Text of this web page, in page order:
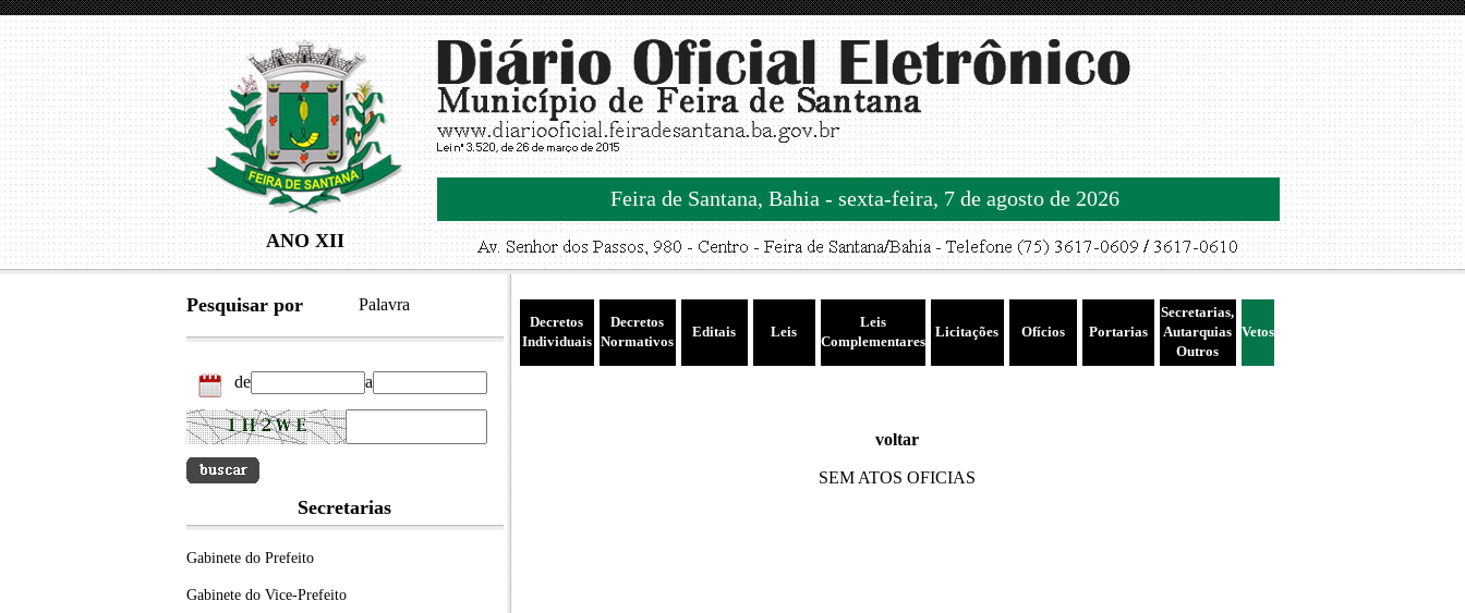
ANO XII
Feira de Santana, Bahia - sexta-feira, 7 de agosto de 2026
Pesquisar por Palavra
de a
Secretarias
Gabinete do Prefeito
Gabinete do Vice-Prefeito
Decretos
Individuais
Decretos
Normativos
Editais Leis
Leis
Complementares
Licitações Ofícios Portarias
Secretarias,
Autarquias
Outros
Vetos
voltar
SEM ATOS OFICIAS